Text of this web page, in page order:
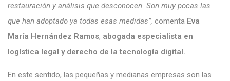
restauración y análisis que desconocen. Son muy pocas las
que han adoptado ya todas esas medidas”, comenta Eva
María Hernández Ramos, abogada especialista en
logística legal y derecho de la tecnología digital.
En este sentido, las pequeñas y medianas empresas son las